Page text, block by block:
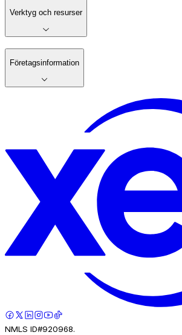
Verktyg och resurser
Företagsinformation
NMLS ID#920968.